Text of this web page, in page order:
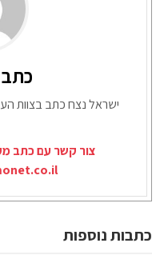
ישראל נצח כתב בצוות
צור קשר עם כתב
כתבות נוספות